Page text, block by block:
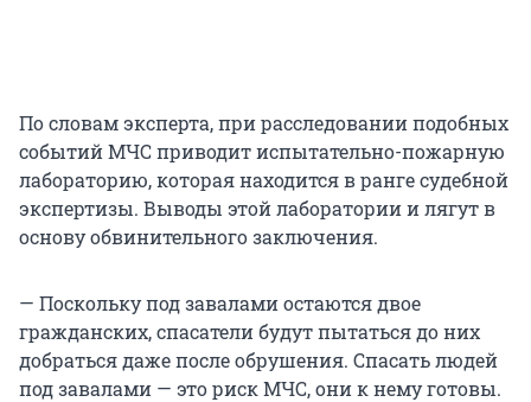
По словам эксперта, при расследовании подобных
событий МЧС приводит испытательно-пожарную
лабораторию, которая находится в ранге судебной
экспертизы. Выводы этой лаборатории и лягут в
основу обвинительного заключения.
— Поскольку под завалами остаются двое
гражданских, спасатели будут пытаться до них
добраться даже после обрушения. Спасать людей
под завалами — это риск МЧС, они к нему готовы.